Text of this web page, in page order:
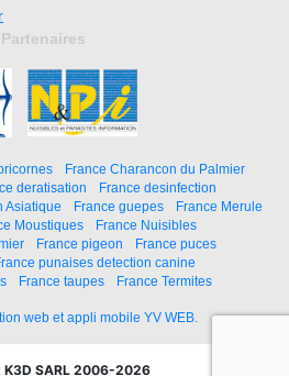
Partenaires
France Charancon du Palmier
deratisation
France desinfection
Asiatique France guepes
France Merule
Moustiques
France Nuisibles
France pigeon
France puces
punaises detection canine
France taupes France Termites
web et appli mobile YV WEB.
SARL 2006-2026